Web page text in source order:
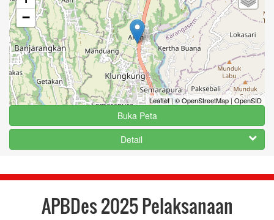
−
Leaflet|© OpenStreetMap|OpenSID
Buka Peta
Detail
APBDes 2025 Pelaksanaan